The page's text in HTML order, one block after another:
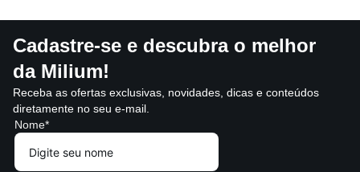
Cadastre-se e descubra o melhor
da Milium!
Receba as ofertas exclusivas, novidades, dicas e conteúdos
diretamente no seu e-mail.
Nome*